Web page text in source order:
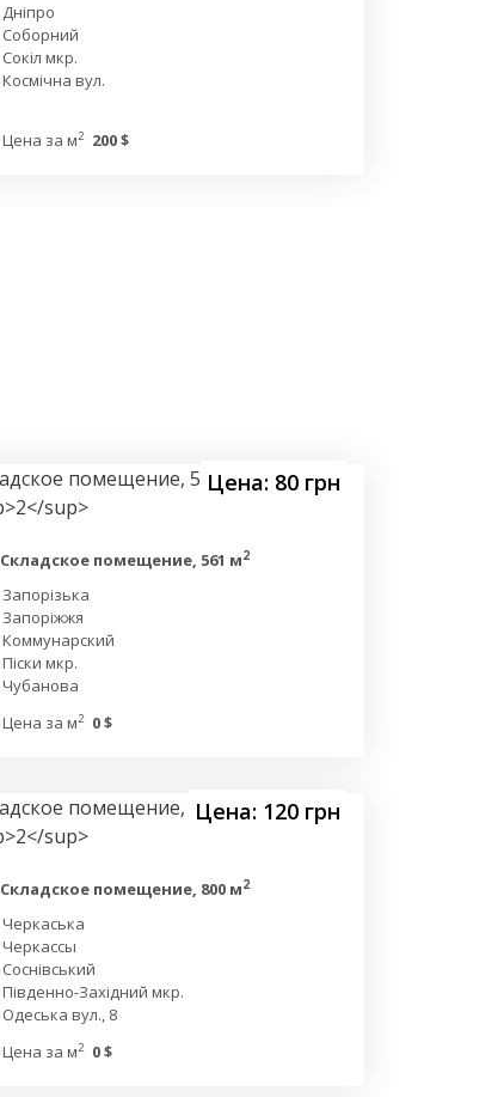
Дніпро
Соборний
Сокіл мкр.
Космічна вул.
Цена за м2 200 $
Цена: 80 грн
Складское помещение, 561 м2
Запорізька
Запоріжжя
Коммунарский
Піски мкр.
Чубанова
Цена за м2 0 $
Цена: 120 грн
Складское помещение, 800 м2
Черкаська
Черкассы
Соснівський
Південно-Західний мкр.
Одеська вул., 8
Цена за м2 0 $